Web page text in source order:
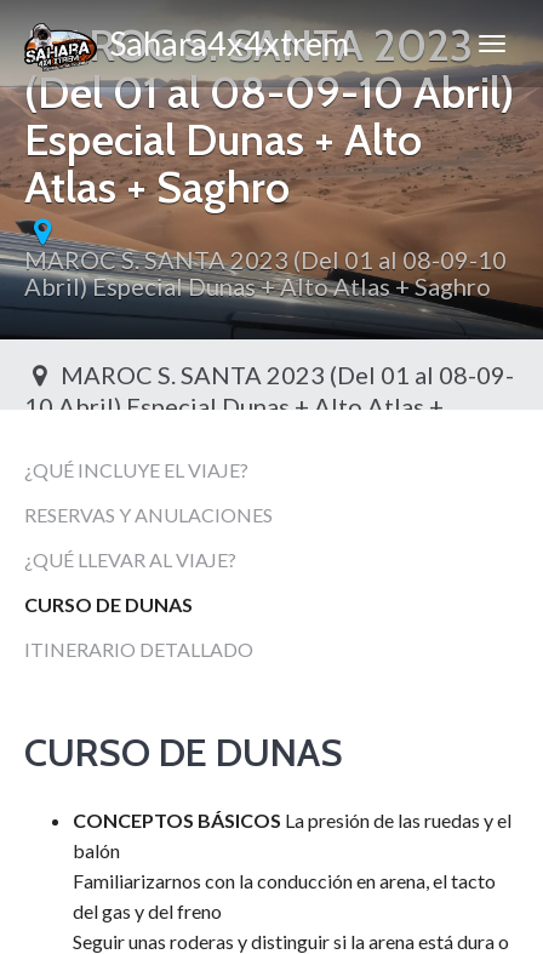
Sahara4x4xtrem
MAROC S. SANTA 2023
(Del 01 al 08-09-10 Abril)
Especial Dunas + Alto
Atlas + Saghro
MAROC S. SANTA 2023 (Del 01 al 08-09-10
Abril) Especial Dunas + Alto Atlas + Saghro
MAROC S. SANTA 2023 (Del 01 al 08-09-
10 Abril) Especial Dunas + Alto Atlas +
¿QUÉ INCLUYE EL VIAJE?
RESERVAS Y ANULACIONES
¿QUÉ LLEVAR AL VIAJE?
CURSO DE DUNAS
ITINERARIO DETALLADO
CURSO DE DUNAS
CONCEPTOS BÁSICOS La presión de las ruedas y el
balón
Familiarizarnos con la conducción en arena, el tacto
del gas y del freno
Seguir unas roderas y distinguir si la arena está dura o